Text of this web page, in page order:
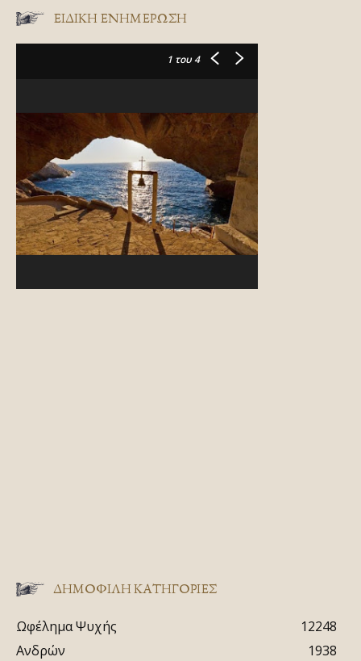
ΕΙΔΙΚΉ ΕΝΗΜΈΡΩΣΗ
1 του 4
ΔΗΜΟΦΙΛΗ ΚΑΤΗΓΟΡΙΕΣ
Ωφέλημα Ψυχής
12248
Ανδρών
1938